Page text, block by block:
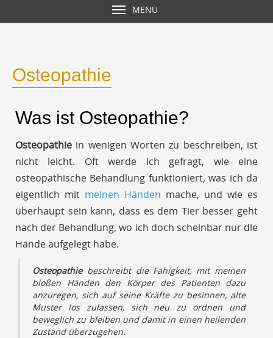
MENU
Osteopathie
Was ist Osteopathie?
Osteopathie in wenigen Worten zu beschreiben, ist
nicht leicht. Oft werde ich gefragt, wie eine
osteopathische Behandlung funktioniert, was ich da
eigentlich mit meinen Händen mache, und wie es
überhaupt sein kann, dass es dem Tier besser geht
nach der Behandlung, wo ich doch scheinbar nur die
Hände aufgelegt habe.
Osteopathiebeschreibt die Fähigkeit, mit meinen
bloßen Händen den Körper des Patienten dazu
anzuregen, sich auf seine Kräfte zu besinnen, alte
Muster los zulassen, sich neu zu ordnen und
beweglich zu bleiben und damit in einen heilenden
Zustand überzugehen.